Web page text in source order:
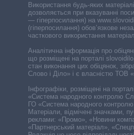
Використання будь-яких
дозволяється при вказуванні
— гіперпосилання) на
(гіперпосилання) обов’язкове
часткового використання
Аналітична інформація про
що розміщені на порталі
стан виконання цих обіцянок,
Слово і Діло» і є власністю ТОВ
Інфографіки, розміщені на
«Система народного контролю
ГО «Система народного контролю
Матеріали, відмічені значками,
реклами: «Промо», «Новини
«Партнерський матеріал»,